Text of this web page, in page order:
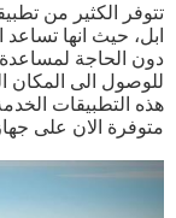
تتوفر الكثير من
ابل، حيث انها
دون الحاجة
للوصول الى المكان
متوفرة الان على